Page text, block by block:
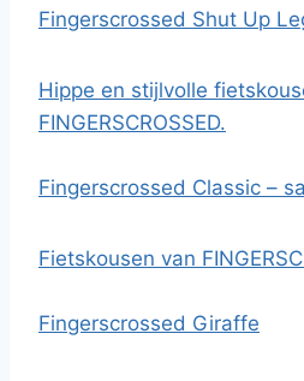
Fingerscrossed Shut Up
Hippe en stijlvolle
FINGERSCROSSED.
Fingerscrossed Classic –
Fietskousen van
Fingerscrossed Giraffe